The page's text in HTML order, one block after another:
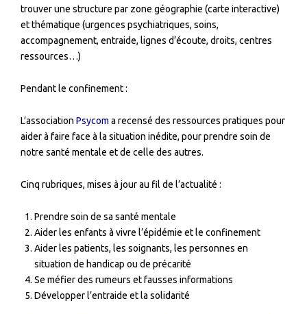
trouver une structure par zone géographie (carte interactive)
et thématique (urgences psychiatriques, soins,
accompagnement, entraide, lignes d’écoute, droits, centres
ressources…)
Pendant le confinement :
L’association Psycom a recensé des ressources pratiques pour
aider à faire face à la situation inédite, pour prendre soin de
notre santé mentale et de celle des autres.
Cinq rubriques, mises à jour au fil de l’actualité :
Prendre soin de sa santé mentale
Aider les enfants à vivre l’épidémie et le confinement
Aider les patients, les soignants, les personnes en
situation de handicap ou de précarité
Se méfier des rumeurs et fausses informations
Développer l’entraide et la solidarité